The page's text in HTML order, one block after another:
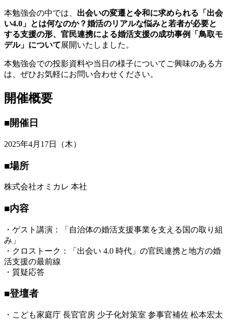
本勉強会の中では、 出会いの変遷と令和に求められる「出会
い4.0」とは何なのか？婚活のリアルな悩みと若者が必要と
する支援の形、官民連携による婚活支援の成功事例「鳥取モ
デル」について展開いたしました。
本勉強会での投影資料や当日の様子についてご興味のある方
は、ぜひお気軽にお問い合わせください。
開催概要
■開催日
2025年4月17日（木）
■場所
株式会社オミカレ 本社
■内容
・ゲスト講演：「自治体の婚活支援事業を支える国の取り組
み」
・クロストーク：「出会い 4.0 時代」の官民連携と地方の婚
活支援の最前線
・質疑応答
■登壇者
・こども家庭庁 長官官房 少子化対策室 参事官補佐 松本宏太